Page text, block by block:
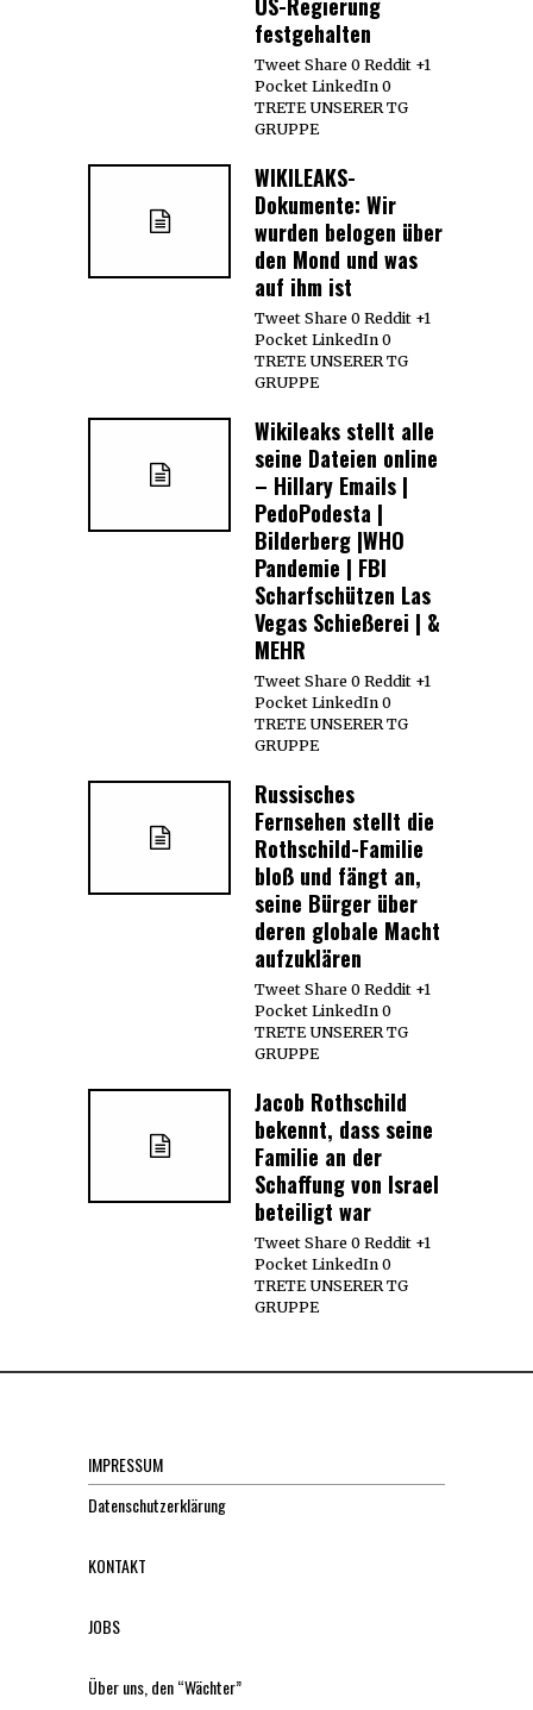
festgehalten
Tweet Share 0 Reddit +1
Pocket LinkedIn 0
TRETE UNSERER TG
GRUPPE
WIKILEAKS-
Dokumente: Wir
wurden belogen über
den Mond und was
auf ihm ist
Tweet Share 0 Reddit +1
Pocket LinkedIn 0
TRETE UNSERER TG
GRUPPE
Wikileaks stellt alle
seine Dateien online
– Hillary Emails |
PedoPodesta |
Bilderberg |WHO
Pandemie | FBI
Scharfschützen Las
Vegas Schießerei | &
MEHR
Tweet Share 0 Reddit +1
Pocket LinkedIn 0
TRETE UNSERER TG
GRUPPE
Russisches
Fernsehen stellt die
Rothschild-Familie
bloß und fängt an,
seine Bürger über
deren globale Macht
aufzuklären
Tweet Share 0 Reddit +1
Pocket LinkedIn 0
TRETE UNSERER TG
GRUPPE
Jacob Rothschild
bekennt, dass seine
Familie an der
Schaffung von Israel
beteiligt war
Tweet Share 0 Reddit +1
Pocket LinkedIn 0
TRETE UNSERER TG
GRUPPE
IMPRESSUM
Datenschutzerklärung
KONTAKT
JOBS
Über uns, den “Wächter”